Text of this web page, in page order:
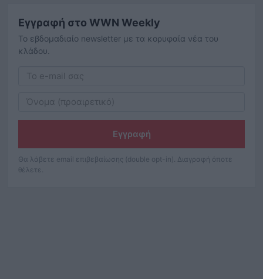
Εγγραφή στο WWN Weekly
Το εβδομαδιαίο newsletter με τα κορυφαία νέα του
κλάδου.
Εγγραφή
Θα λάβετε email επιβεβαίωσης (double opt-in). Διαγραφή όποτε
θέλετε.